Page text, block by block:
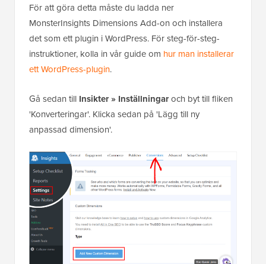
För att göra detta måste du ladda ner
MonsterInsights Dimensions Add-on och installera
det som ett plugin i WordPress. För steg-för-steg-
instruktioner, kolla in vår guide om hur man installerar
ett WordPress-plugin.
Gå sedan till Insikter » Inställningaroch byt till fliken
'Konverteringar'. Klicka sedan på 'Lägg till ny
anpassad dimension'.